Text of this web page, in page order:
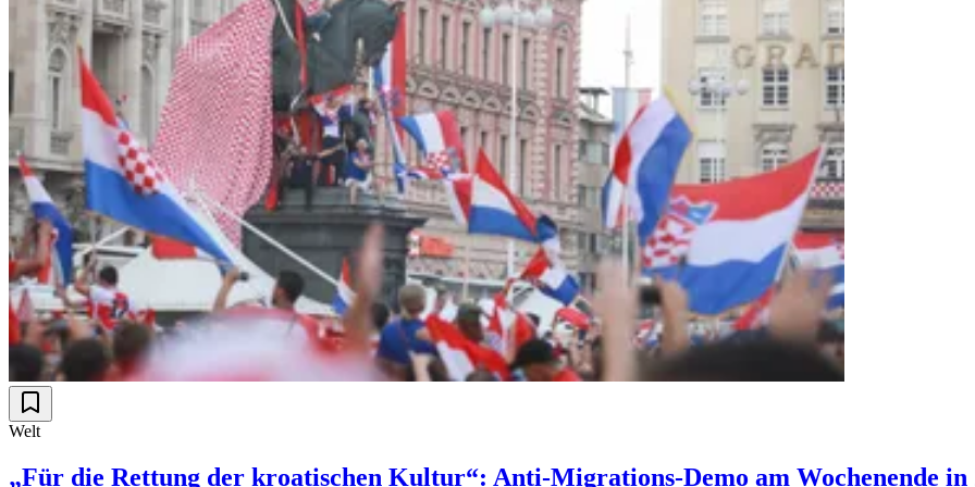
Welt
„Für die Rettung der kroatischen Kultur“: Anti-Migrations-Demo am Wochenende in